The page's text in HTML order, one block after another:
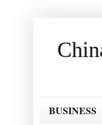
BUSINESS